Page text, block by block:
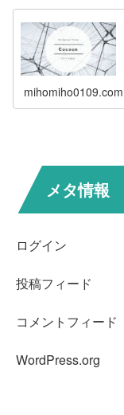
mihomiho0109.com
メタ情報
ログイン
投稿フィード
コメントフィード
WordPress.org